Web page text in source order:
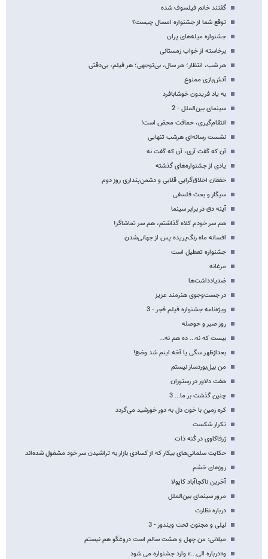
گفتند خانم فیلسوف شده
توقع شما از جشنواره امسال چیست؟
جشنواره میله‌های پران
برخاسته از خواب زمستانی
هر شب، انتظار؛ هر سال، بی‌توجهی؛ هر فیلم، بی‌دقتی
آتش‌بازی ممنوع
به یاد فریدون خوشابافرد
سینمای بین‌الملل - 2
انتقام‌گیری، حماقت محض است!
نشست رسانه‌ای هرشب تنهایی
آن که گفت آری، آن که گفت نه
یادی از جشنواره‌های گذشته
خفقان اخلاق‌گرایی قلابی و دشمن‌پنداری روز دوم
سیگار و بحث فلسفی
آینه دق در برابر سینما
هم سر خودم کلاه گذاشتم، هم سر تماشاگر!
افسانه ماه رنگ‌پریده پس از جهانی‌شدن
جشنواره تعطیل است
مرغانه
ضدیادداشت‌ها
در جست‌وجوی هنرمند عزیز
ویژه‌نامه جشنواره فیلم فجر - 3
روز صبر و حوصله
بیست که نه... ده هم نه...
بعدازظهر سگی یا آخه اینم شد وضع!
من بیل‌بوردساز نیستم
هفت دلاور در رستوران
چنین گذشت بر ما... 3
کره زمین با خون دل به دور خورشید می‌گردد
تکرار شکست
ژرفاکاوی در کُنه ذات
حکایت سلمانی‌های بیکار که از کسادی بازار به تراشیدن سر خود مشغول شده‌اند
روزهای خشم
آخرین ناکجاآباد کاپولا
مرور سینمای بین‌الملل
درباره نظارت
لیلی و مجنون تحت ویندوز - 3
میلانی: من چهل و هشت سالم است دروغگو هم نیستم
و«درباره الی...» وارد جشنواره می شود